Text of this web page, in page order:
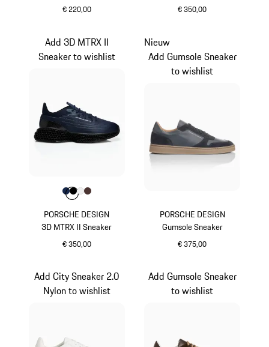
€ 220,00 € 350,00
PORSCHE DESIGN
3D MTRX II Sneaker
€ 350,00
Add 3D MTRX II
Sneaker to wishlist
Kleur
Kleurdonkerblauw
Kleur
KleurKleur
PORSCHE DESIGN
Gumsole Sneaker
€ 375,00
Nieuw
Add Gumsole Sneaker
to wishlist
Add City Sneaker 2.0
Nylon to wishlist
Add Gumsole Sneaker
to wishlist